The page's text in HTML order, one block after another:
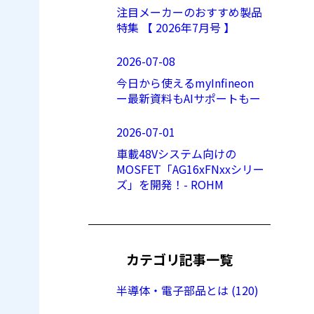
注目メーカーのおすすめ製品
特集 【 2026年7月号 】
2026-07-08
今日から使えるmyInfineon
ー最新資料もAIサポートもー
2026-07-01
車載48Vシステム向けの
MOSFET「AG16xFNxxシリー
ズ」を開発！- ROHM
カテゴリ記事一覧
半導体・電子部品とは (120)